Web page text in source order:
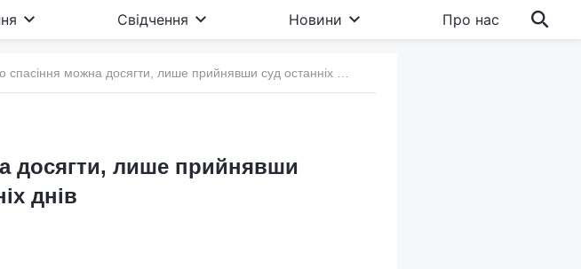
Свідчення Новини Про нас
досягти, лише прийнявши
днів